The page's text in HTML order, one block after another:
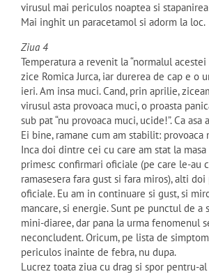
virusul mai periculos noaptea si
Mai inghit un paracetamol si adorm la loc.
Ziua 4
Temperatura a revenit la “normalul acestei
zice Romica Jurca, iar durerea de cap e o
ieri. Am insa muci. Cand, prin aprilie,
virusul asta provoaca muci, o proasta
sub pat “nu provoaca muci, ucide!”. Ca
Ei bine, ramane cum am stabilit: provoaca
Inca doi dintre cei cu care am stat la
primesc confirmari oficiale (pe care le-au
ramasesera fara gust si fara miros), alti
oficiale. Eu am in continuare si gust, si
mancare, si energie. Sunt pe punctul de a
mini-diaree, dar pana la urma fenomenul
neconcludent. Oricum, pe lista de
periculos inainte de febra, nu dupa.
Lucrez toata ziua cu drag si spor pentru-al